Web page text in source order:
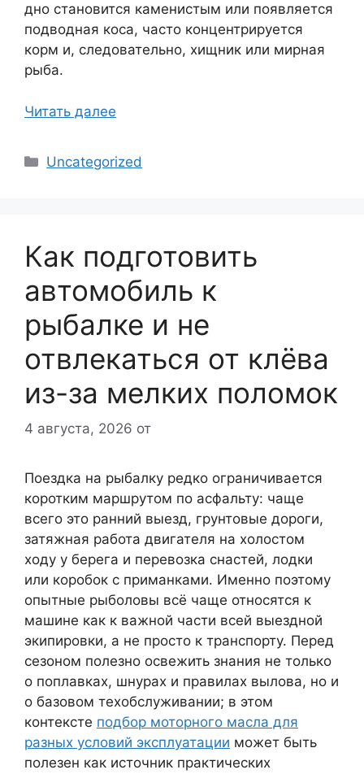
дно становится каменистым или появляется
подводная коса, часто концентрируется
корм и, следовательно, хищник или мирная
рыба.
Читать далее
Рубрики
Uncategorized
Как подготовить
автомобиль к
рыбалке и не
отвлекаться от клёва
из-за мелких поломок
4 августа, 2026 от
Поездка на рыбалку редко ограничивается
коротким маршрутом по асфальту: чаще
всего это ранний выезд, грунтовые дороги,
затяжная работа двигателя на холостом
ходу у берега и перевозка снастей, лодки
или коробок с приманками. Именно поэтому
опытные рыболовы всё чаще относятся к
машине как к важной части всей выездной
экипировки, а не просто к транспорту. Перед
сезоном полезно освежить знания не только
о поплавках, шнурах и правилах вылова, но и
о базовом техобслуживании; в этом
контексте подбор моторного масла для
разных условий эксплуатации может быть
полезен как источник практических